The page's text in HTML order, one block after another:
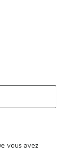
vous avez